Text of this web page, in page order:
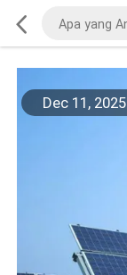
Dec 11, 2025